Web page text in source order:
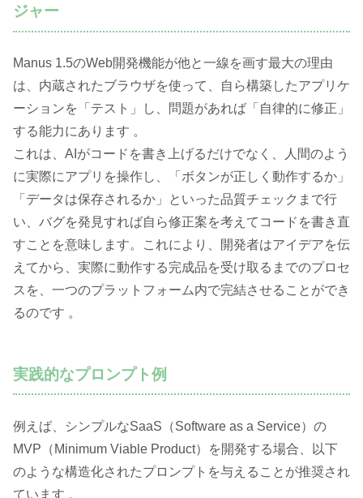
ジャー
Manus 1.5のWeb開発機能が他と一線を画す最大の理由
は、内蔵されたブラウザを使って、自ら構築したアプリケ
ーションを「テスト」し、問題があれば「自律的に修正」
する能力にあります 。
これは、AIがコードを書き上げるだけでなく、人間のよう
に実際にアプリを操作し、「ボタンが正しく動作するか」
「データは保存されるか」といった品質チェックまで行
い、バグを発見すれば自ら修正案を考えてコードを書き直
すことを意味します。これにより、開発者はアイデアを伝
えてから、実際に動作する完成品を受け取るまでのプロセ
スを、一つのプラットフォーム内で完結させることができ
るのです 。
実践的なプロンプト例
例えば、シンプルなSaaS（Software as a Service）の
MVP（Minimum Viable Product）を開発する場合、以下
のような構造化されたプロンプトを与えることが推奨され
ています 。